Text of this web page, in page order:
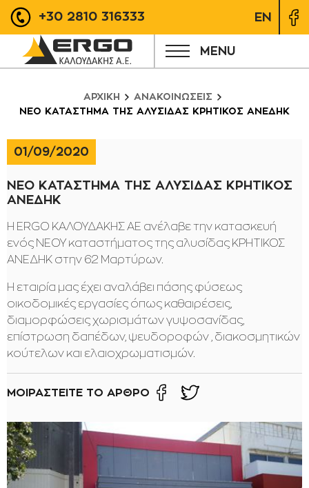
+30 2810 316333 EN
MENU
ΑΡΧΙΚΗ
ΑΝΑΚΟΙΝΩΣΕΙΣ
ΝΕΟ ΚΑΤΑΣΤΗΜΑ ΤΗΣ ΑΛΥΣΙΔΑΣ ΚΡΗΤΙΚΟΣ ΑΝΕΔΗΚ
01/09/2020
ΝΕΟ ΚΑΤΑΣΤΗΜΑ ΤΗΣ ΑΛΥΣΙΔΑΣ ΚΡΗΤΙΚΟΣ
ΑΝΕΔΗΚ
Η ERGO ΚΑΛΟΥΔΑΚΗΣ ΑΕ ανέλαβε την κατασκευή
ενός ΝΕΟΥ καταστήματος της αλυσίδας ΚΡΗΤΙΚΟΣ
ΑΝΕΔΗΚ στην 62 Μαρτύρων.
Η εταιρία μας έχει αναλάβει πάσης φύσεως
οικοδομικές εργασίες όπως καθαιρέσεις,
διαμορφώσεις χωρισμάτων γυψοσανίδας,
επίστρωση δαπέδων, ψευδοροφών , διακοσμητικών
κούτελων και ελαιοχρωματισμών.
ΜΟΙΡΑΣΤΕΙΤΕ ΤΟ ΑΡΘΡΟ